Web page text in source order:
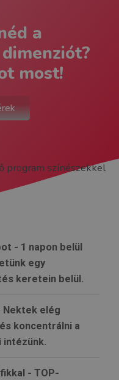
a
most!
- 1 napon belül
egy
keretein belül.
elég
koncentrálni a
intézünk.
- TOP-